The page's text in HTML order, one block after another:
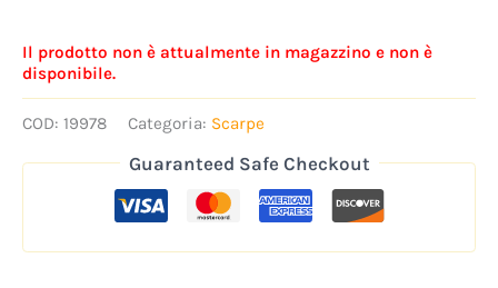
Il prodotto non è attualmente in magazzino e non è
disponibile.
COD: 19978 Categoria: Scarpe
Guaranteed Safe Checkout